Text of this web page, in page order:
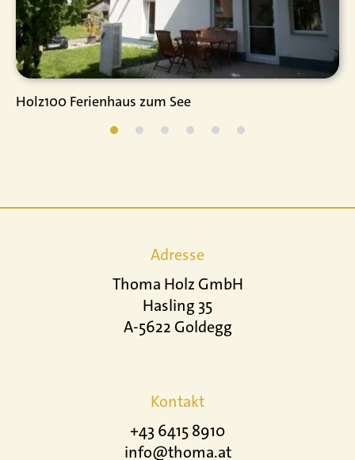
Holz100 Ferienhaus zum See
Adresse
Thoma Holz GmbH
Hasling 35
A-5622 Goldegg
Kontakt
+43 6415 8910
info@thoma.at